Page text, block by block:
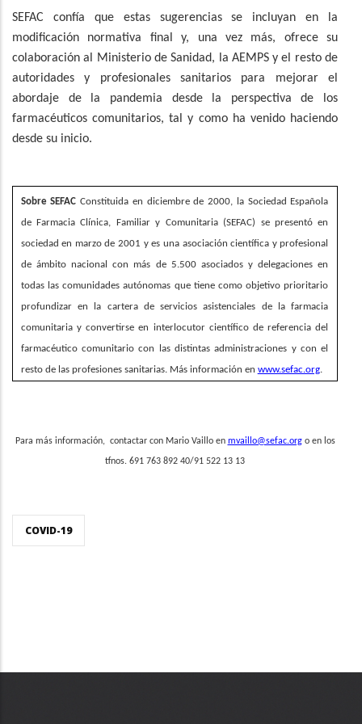
SEFAC confía que estas sugerencias se incluyan en la
modificación normativa final y, una vez más, ofrece su
colaboración al Ministerio de Sanidad, la AEMPS y el resto de
autoridades y profesionales sanitarios para mejorar el
abordaje de la pandemia desde la perspectiva de los
farmacéuticos comunitarios, tal y como ha venido haciendo
desde su inicio.
Sobre SEFAC Constituida en diciembre de 2000, la Sociedad Española
de Farmacia Clínica, Familiar y Comunitaria (SEFAC) se presentó en
sociedad en marzo de 2001 y es una asociación científica y profesional
de ámbito nacional con más de 5.500 asociados y delegaciones en
todas las comunidades autónomas que tiene como objetivo prioritario
profundizar en la cartera de servicios asistenciales de la farmacia
comunitaria y convertirse en interlocutor científico de referencia del
farmacéutico comunitario con las distintas administraciones y con el
resto de las profesiones sanitarias. Más información en www.sefac.org.
Para más información, contactar con Mario Vaillo en mvaillo@sefac.orgo en los
tfnos. 691 763 892 40/91 522 13 13
COVID-19